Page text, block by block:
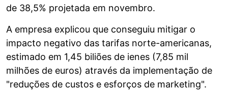
de 38,5% projetada em novembro.
A empresa explicou que conseguiu mitigar o
impacto negativo das tarifas norte-americanas,
estimado em 1,45 biliões de ienes (7,85 mil
milhões de euros) através da implementação de
"reduções de custos e esforços de marketing".